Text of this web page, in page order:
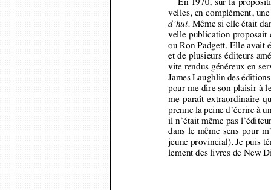
d’hui. Même si elle était
velle publication
ou Ron Padgett.Elle avait
et de plusieurs éditeurs
vite rendus généreux en
James Laughlin des
pour me dire son plaisir à
me paraît extraordinaire
prenne la peine d’écrire à
il n’était même pas
dans le même sens pour
jeune provincial). Je puis
lement des livres de New